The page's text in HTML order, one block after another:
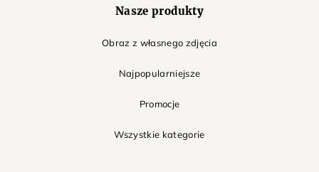
Nasze produkty
Obraz z własnego zdjęcia
Najpopularniejsze
Promocje
Wszystkie kategorie